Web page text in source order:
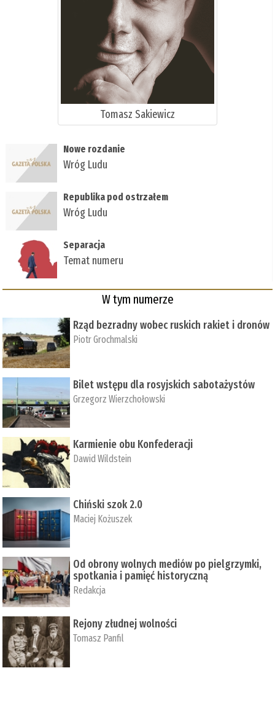
Tomasz Sakiewicz
Nowe rozdanie
Wróg Ludu
Republika pod ostrzałem
Wróg Ludu
Separacja
Temat numeru
W tym numerze
Rząd bezradny wobec ruskich rakiet i dronów
Piotr Grochmalski
Bilet wstępu dla rosyjskich sabotażystów
Grzegorz Wierzchołowski
Karmienie obu Konfederacji
Dawid Wildstein
Chiński szok 2.0
Maciej Kożuszek
Od obrony wolnych mediów po pielgrzymki,
spotkania i pamięć historyczną
Redakcja
Rejony złudnej wolności
Tomasz Panfil